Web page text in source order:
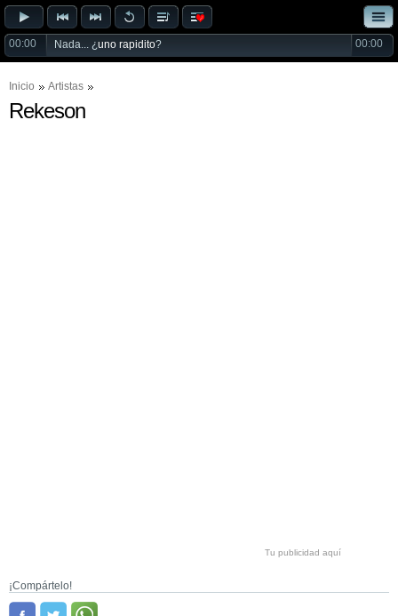
00:00 Nada... ¿uno rapidito? 00:00
Inicio Artistas
Rekeson
Tu publicidad aquí
¡Compártelo!